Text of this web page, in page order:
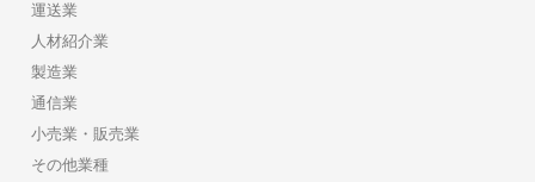
運送業
人材紹介業
製造業
通信業
小売業・販売業
その他業種